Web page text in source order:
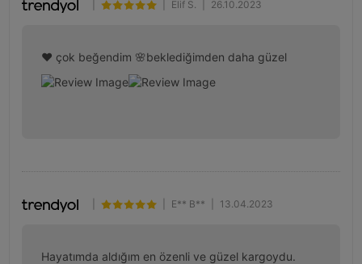
Elif S. 26.10.2023
❤️ çok beğendim 🌸beklediğimden daha güzel
E** B** 13.04.2023
Hayatımda aldığım en özenli ve güzel kargoydu.